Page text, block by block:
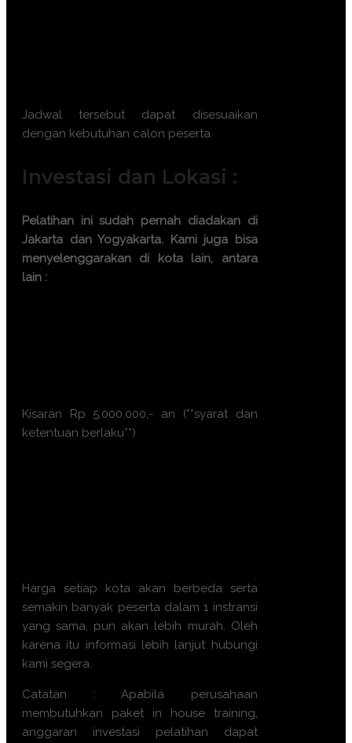
Jadwal tersebut dapat disesuaikan
dengan kebutuhan calon peserta.
Investasi dan Lokasi :
Pelatihan ini sudah pernah diadakan di
Jakarta dan Yogyakarta. Kami juga bisa
menyelenggarakan di kota lain, antara
lain :
Kisaran Rp 5.000.000,- an (**syarat dan
ketentuan berlaku**)
Harga setiap kota akan berbeda serta
semakin banyak peserta dalam 1 instransi
yang sama, pun akan lebih murah. Oleh
karena itu informasi lebih lanjut hubungi
kami segera.
Catatan : Apabila perusahaan
membutuhkan paket in house training,
anggaran investasi pelatihan dapat